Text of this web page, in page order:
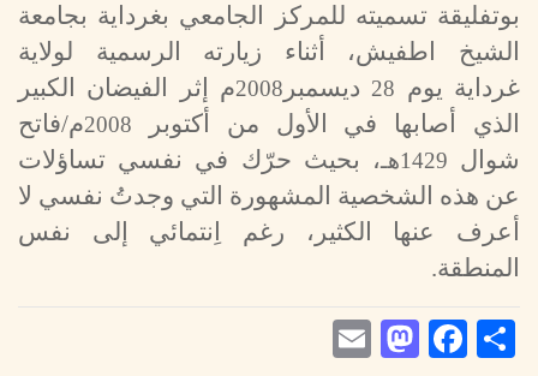
بوتفليقة تسميته للمركز الجامعي بغرداية بجامعة
الشيخ اطفيش، أثناء زيارته الرسمية لولاية
غرداية يوم 28ديسمبر 2008م إثر الفيضان الكبير
الذي أصابها في الأول من أكتوبر
2008م/فاتح
شوال 1429هـ
، بحيث حرّك في نفسي تساؤلات
عن هذه الشخصية المشهورة التي وجدتُ نفسي لا
أعرف عنها الكثير، رغم اِنتمائي إلى نفس
المنطقة.
Share
Facebook
Mastodon